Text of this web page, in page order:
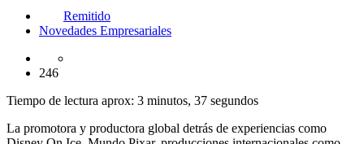
Remitido
Novedades Empresariales
246
Tiempo de lectura aprox: 3 minutos, 37 segundos
La promotora y productora global detrás de experiencias como